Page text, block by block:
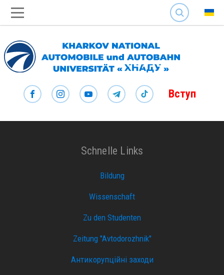
SEARCH
Вступ
Schnelle Links
Bildung
Wissenschaft
Zu den Studenten
Zeitung "Avtodorozhnik"
Антикорупційні заходи